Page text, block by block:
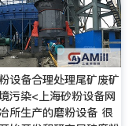
设备合理处理尾矿废矿
污染<上海砂粉设备网
所生产的磨粉设备 很